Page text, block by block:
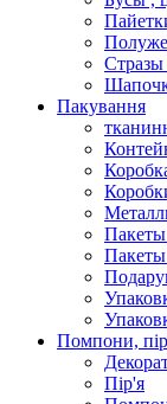
Стразы
Пакування
Помпони,
Пір'я